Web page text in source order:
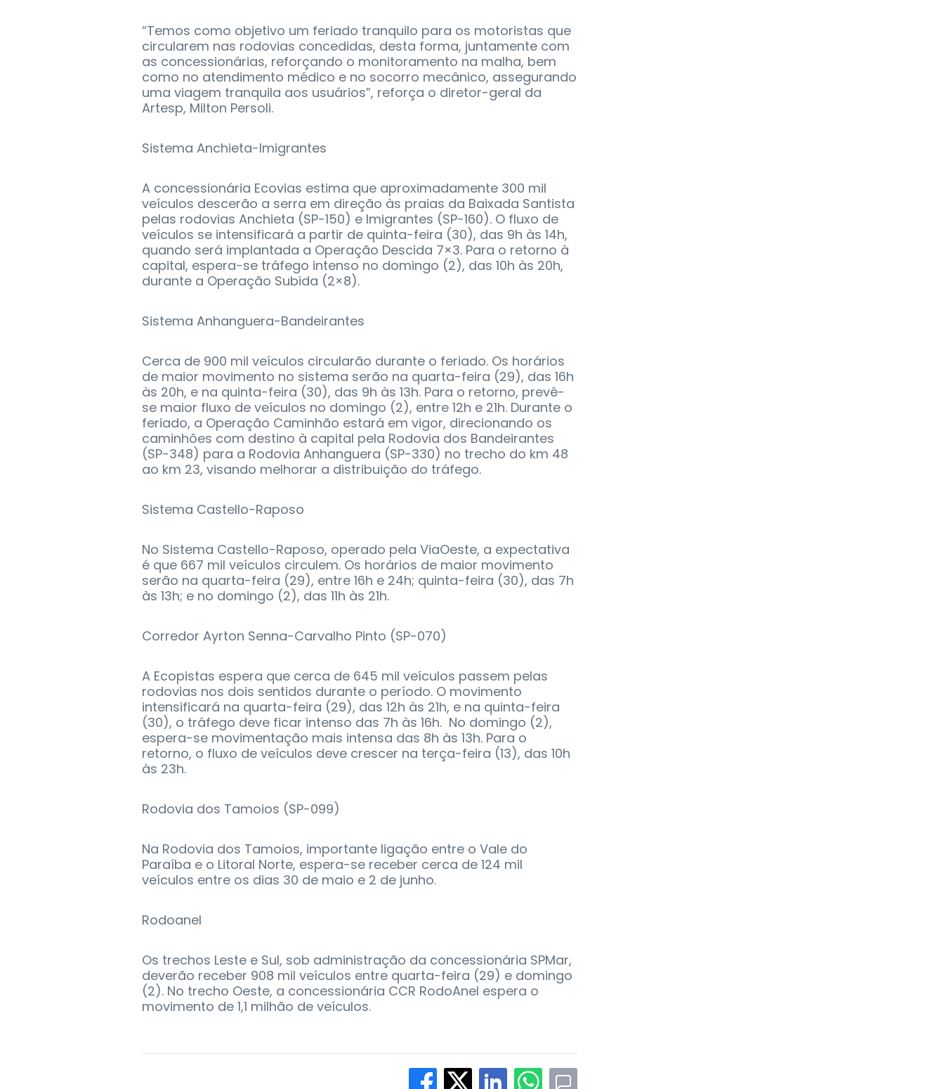
“Temos como objetivo um feriado tranquilo para os motoristas que
circularem nas rodovias concedidas, desta forma, juntamente com
as concessionárias, reforçando o monitoramento na malha, bem
como no atendimento médico e no socorro mecânico, assegurando
uma viagem tranquila aos usuários”, reforça o diretor-geral da
Artesp, Milton Persoli.
Sistema Anchieta-Imigrantes
A concessionária Ecovias estima que aproximadamente 300 mil
veículos descerão a serra em direção às praias da Baixada Santista
pelas rodovias Anchieta (SP-150) e Imigrantes (SP-160). O fluxo de
veículos se intensificará a partir de quinta-feira (30), das 9h às 14h,
quando será implantada a Operação Descida 7×3. Para o retorno à
capital, espera-se tráfego intenso no domingo (2), das 10h às 20h,
durante a Operação Subida (2×8).
Sistema Anhanguera-Bandeirantes
Cerca de 900 mil veículos circularão durante o feriado. Os horários
de maior movimento no sistema serão na quarta-feira (29), das 16h
às 20h, e na quinta-feira (30), das 9h às 13h. Para o retorno, prevê-
se maior fluxo de veículos no domingo (2), entre 12h e 21h. Durante o
feriado, a Operação Caminhão estará em vigor, direcionando os
caminhões com destino à capital pela Rodovia dos Bandeirantes
(SP-348) para a Rodovia Anhanguera (SP-330) no trecho do km 48
ao km 23, visando melhorar a distribuição do tráfego.
Sistema Castello-Raposo
No Sistema Castello-Raposo, operado pela ViaOeste, a expectativa
é que 667 mil veículos circulem. Os horários de maior movimento
serão na quarta-feira (29), entre 16h e 24h; quinta-feira (30), das 7h
às 13h; e no domingo (2), das 11h às 21h.
Corredor Ayrton Senna-Carvalho Pinto (SP-070)
A Ecopistas espera que cerca de 645 mil veículos passem pelas
rodovias nos dois sentidos durante o período. O movimento
intensificará na quarta-feira (29), das 12h às 21h, e na quinta-feira
(30), o tráfego deve ficar intenso das 7h às 16h. No domingo (2),
espera-se movimentação mais intensa das 8h às 13h. Para o
retorno, o fluxo de veículos deve crescer na terça-feira (13), das 10h
às 23h.
Rodovia dos Tamoios (SP-099)
Na Rodovia dos Tamoios, importante ligação entre o Vale do
Paraíba e o Litoral Norte, espera-se receber cerca de 124 mil
veículos entre os dias 30 de maio e 2 de junho.
Rodoanel
Os trechos Leste e Sul, sob administração da concessionária SPMar,
deverão receber 908 mil veículos entre quarta-feira (29) e domingo
(2). No trecho Oeste, a concessionária CCR RodoAnel espera o
movimento de 1,1 milhão de veículos.